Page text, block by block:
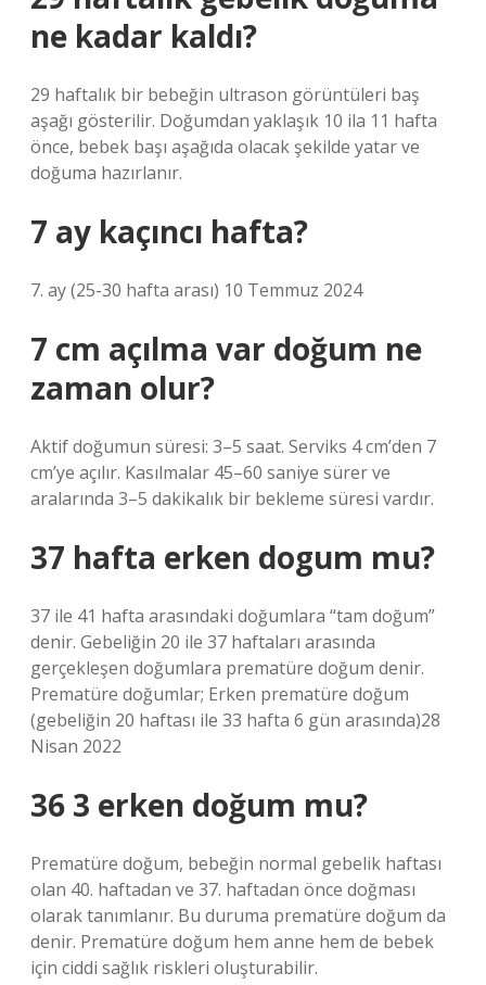
ne kadar kaldı?
29 haftalık bir bebeğin ultrason görüntüleri baş
aşağı gösterilir. Doğumdan yaklaşık 10 ila 11 hafta
önce, bebek başı aşağıda olacak şekilde yatar ve
doğuma hazırlanır.
7 ay kaçıncı hafta?
7. ay (25-30 hafta arası) 10 Temmuz 2024
7 cm açılma var doğum ne
zaman olur?
Aktif doğumun süresi: 3–5 saat. Serviks 4 cm’den 7
cm’ye açılır. Kasılmalar 45–60 saniye sürer ve
aralarında 3–5 dakikalık bir bekleme süresi vardır.
37 hafta erken dogum mu?
37 ile 41 hafta arasındaki doğumlara “tam doğum”
denir. Gebeliğin 20 ile 37 haftaları arasında
gerçekleşen doğumlara prematüre doğum denir.
Prematüre doğumlar; Erken prematüre doğum
(gebeliğin 20 haftası ile 33 hafta 6 gün arasında)28
Nisan 2022
36 3 erken doğum mu?
Prematüre doğum, bebeğin normal gebelik haftası
olan 40. haftadan ve 37. haftadan önce doğması
olarak tanımlanır. Bu duruma prematüre doğum da
denir. Prematüre doğum hem anne hem de bebek
için ciddi sağlık riskleri oluşturabilir.